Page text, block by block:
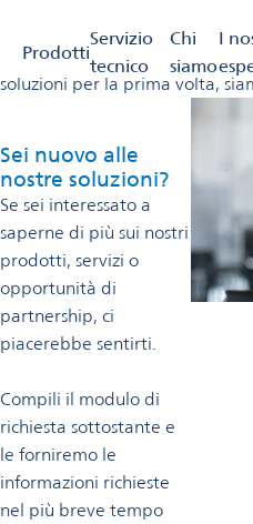
Prodotti
Servizio
tecnico
Chi
siamo
I
Contattaci
Che tu sia un partner di lunga
soluzioni per la prima volta,
Sei nuovo alle
nostre soluzioni?
Se sei interessato a
saperne di più sui nostri
prodotti, servizi o
opportunità di
partnership, ci
piacerebbe sentirti.
Compili il modulo di
richiesta sottostante e
le forniremo le
informazioni richieste
nel più breve tempo